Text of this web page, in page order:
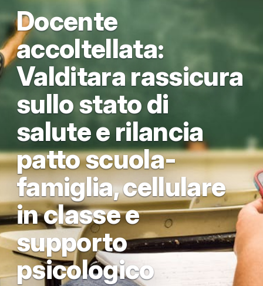
Docente
accoltellata:
Valditara rassicura
sullo stato di
salute e rilancia
patto scuola-
famiglia, cellulare
in classe e
supporto
psicologico